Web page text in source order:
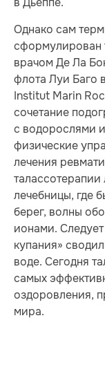
Однако сам
сформулирован
врачом Де Ла
флота Луи Баго
Institut Marin
сочетание
с водорослями
физические
лечения
лечебницы, где
берег, волны
ионами.
купания»
воде. Сегодня
самых
оздоровления,
мира.